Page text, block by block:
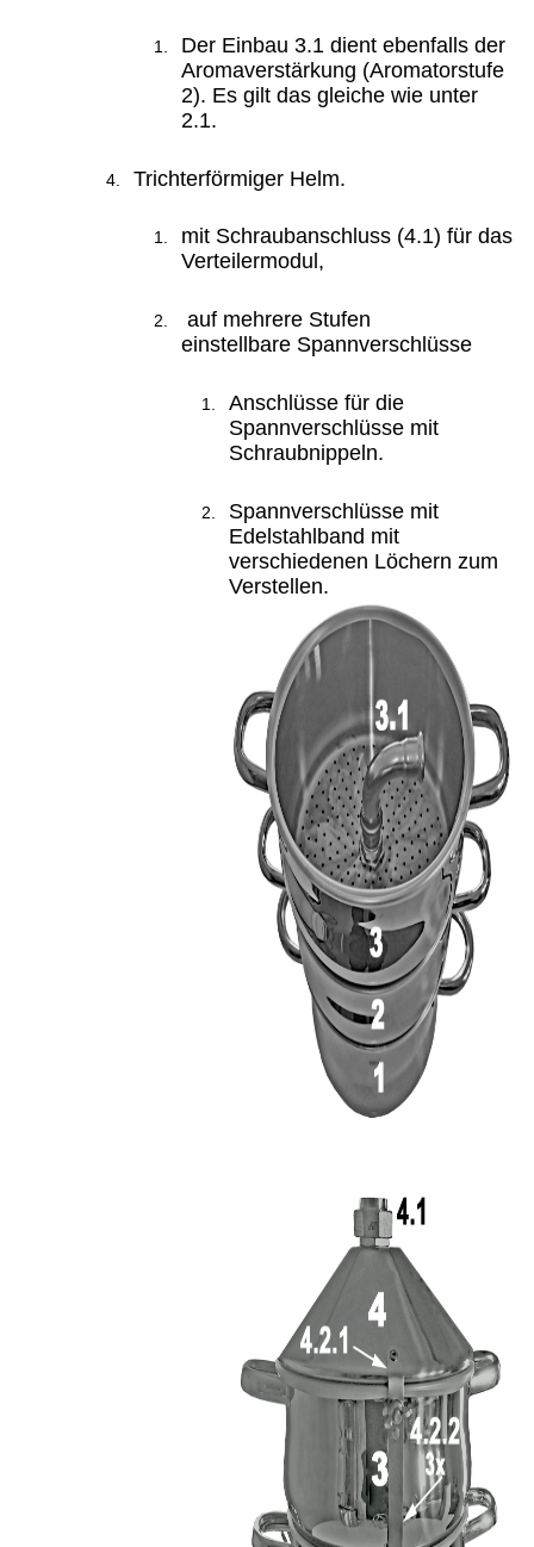
Der Einbau 3.1 dient ebenfalls der
Aromaverstärkung (Aromatorstufe
2). Es gilt das gleiche wie unter
2.1.
Trichterförmiger Helm.
mit Schraubanschluss (4.1) für das
Verteilermodul,
auf mehrere Stufen
einstellbare Spannverschlüsse
Anschlüsse für die
Spannverschlüsse mit
Schraubnippeln.
Spannverschlüsse mit
Edelstahlband mit
verschiedenen Löchern zum
Verstellen.